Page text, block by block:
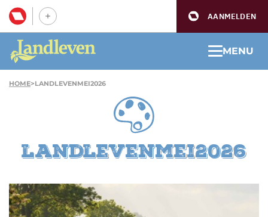
AANMELDEN
MENU
HOME>LANDLEVENMEI2026
landlevenmei2026